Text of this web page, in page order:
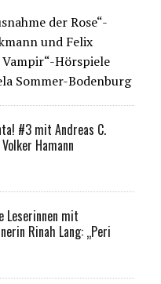
der Rose“-
und Felix
Vampir“-Hörspiele
Sommer-Bodenburg
#3 mit Andreas C.
Hamann
Leserinnen mit
Rinah Lang: „Peri